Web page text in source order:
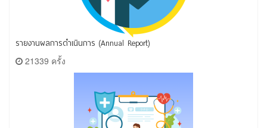
รายงานผลการดำเนินการ (Annual Report)
21339 ครั้ง